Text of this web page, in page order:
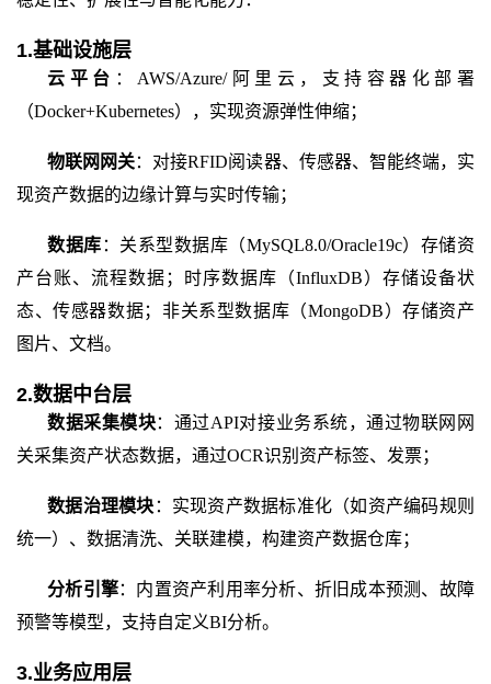
1.基础设施层
云平台 ： AWS/Azure/阿里云，支持容器化部署
（Docker+Kubernetes），实现资源弹性伸缩；
物联网网关：对接RFID阅读器、传感器、智能终端，实
现资产数据的边缘计算与实时传输；
数据库 ：关系型数据库（MySQL8.0/Oracle19c）存储资
产台账、流程数据；时序数据库（InfluxDB）存储设备状
态、传感器数据；非关系型数据库（MongoDB）存储资产
图片、文档。
2.数据中台层
数据采集模块：通过API对接业务系统，通过物联网网
关采集资产状态数据，通过OCR识别资产标签、发票；
数据治理模块 ：实现资产数据标准化（如资产编码规则
统一）、数据清洗、关联建模，构建资产数据仓库；
分析引擎：内置资产利用率分析、折旧成本预测、故障
预警等模型，支持自定义BI分析。
3.业务应用层